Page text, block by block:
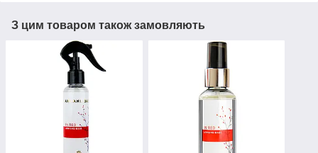
З цим товаром також замовляють